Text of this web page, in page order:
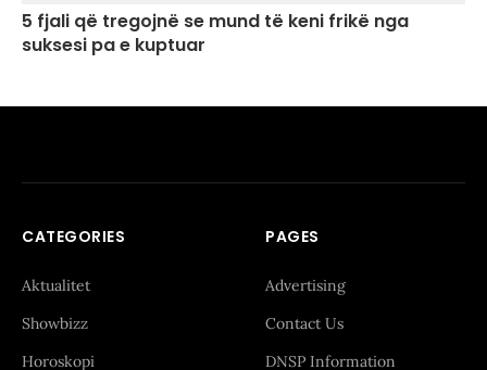
5 fjali që tregojnë se mund të keni frikë nga
suksesi pa e kuptuar
CATEGORIES
Aktualitet
Showbizz
Horoskopi
PAGES
Advertising
Contact Us
DNSP Information